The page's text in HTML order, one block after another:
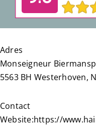
Adres
Monseigneur
5563 BH Westerhoven,
Contact
Website:https://